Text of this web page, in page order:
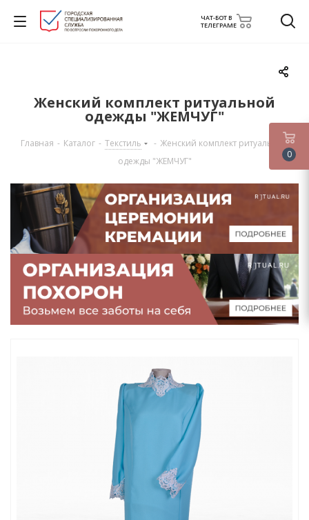
ЧАТ-БОТ В
ТЕЛЕГРАМЕ
Женский комплект ритуальной
одежды "ЖЕМЧУГ"
Главная - Каталог - Текстиль - Женский комплект ритуальной
одежды "ЖЕМЧУГ"
0